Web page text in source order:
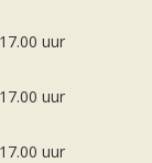
uur
uur
uur